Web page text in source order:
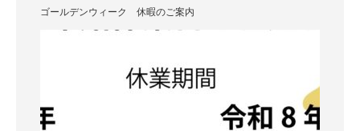
ゴールデンウィーク 休暇のご案内